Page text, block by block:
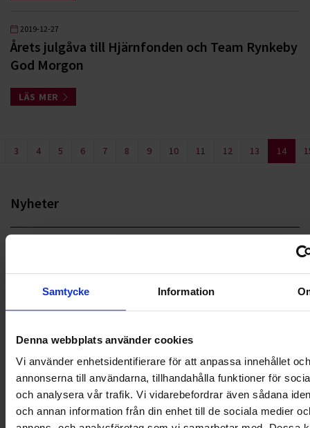
Samtycke Information
Denna webbplats använder cookies
Vi använder enhetsidentifierare för att anpassa innehållet och
annonserna till användarna, tillhandahålla funktioner för
och analysera vår trafik. Vi vidarebefordrar även sådana
och annan information från din enhet till de sociala medier
2019-12-27
Årets julgåva till Hjärnfonden och Team Rynkeby
God Morgon
LÄS MER
3 4 5 6 7 8 9 10 11 12 13 14
Nyheter
HÅLLBARHET
NYA UPPDRAG
OHLSSONS REGION MITT
OHLSSONS REGION SYD